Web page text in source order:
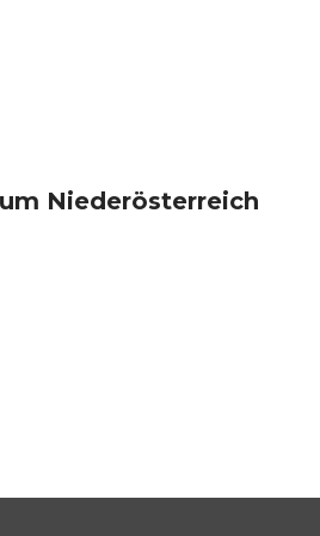
Niederösterreich